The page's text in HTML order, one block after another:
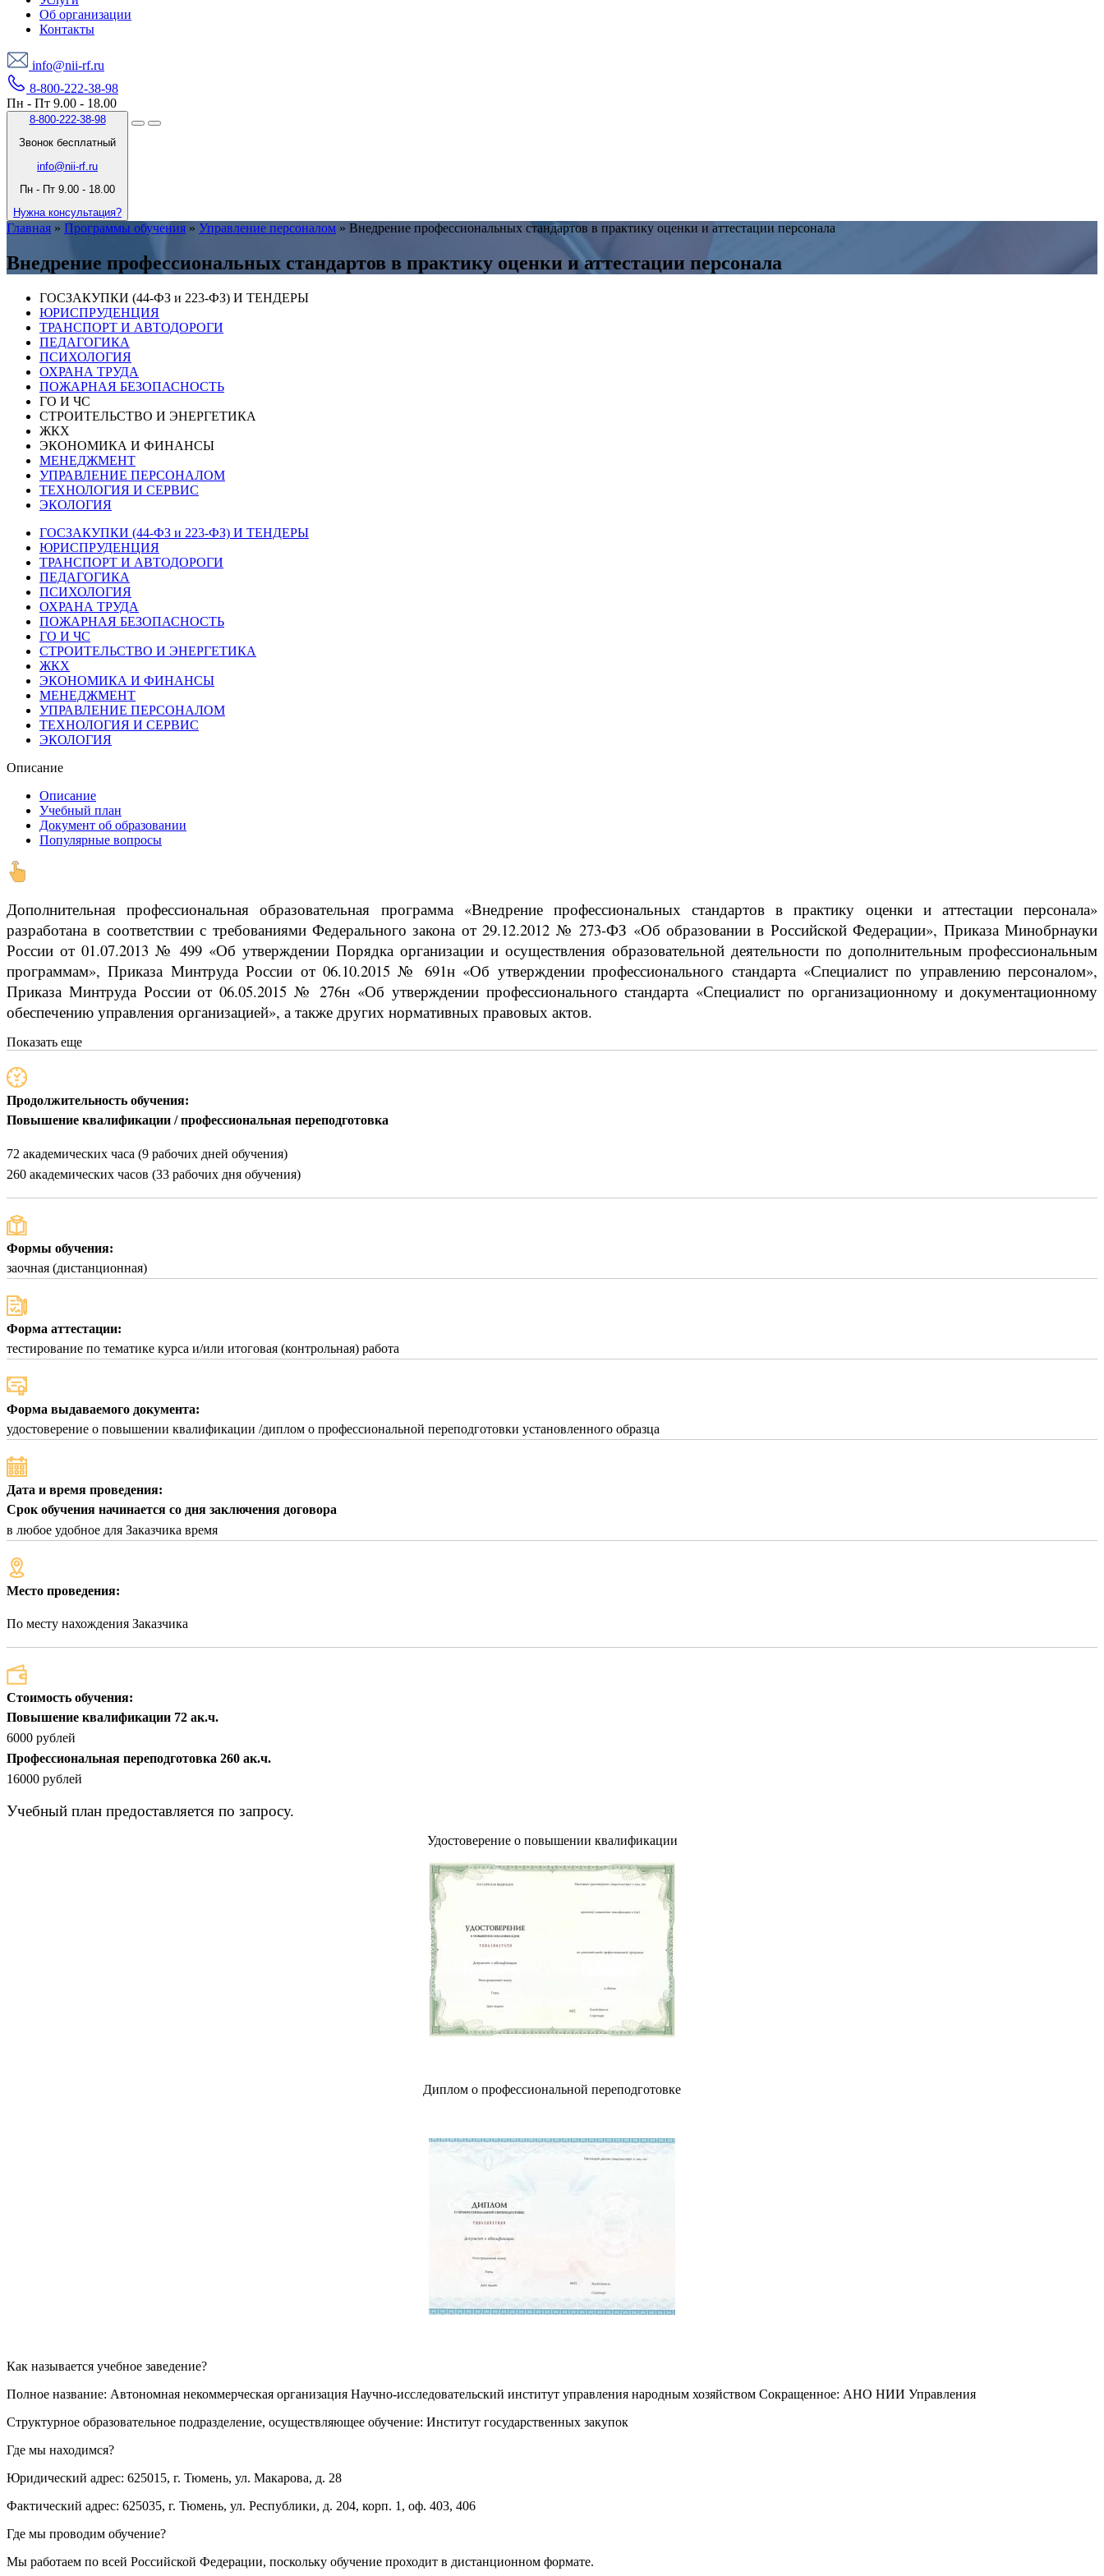
Об организации
Контакты
info@nii-rf.ru
8-800-222-38-98
Пн - Пт 9.00 - 18.00
8-800-222-38-98
Звонок бесплатный
info@nii-rf.ru
Пн - Пт 9.00 - 18.00
Нужна консультация?
Главная » Программы обучения » Управление персоналом » Внедрение профессиональных стандартов в практику оценки и аттестации персонала
Внедрение профессиональных стандартов в практику оценки и аттестации персонала
ГОСЗАКУПКИ (44-ФЗ и 223-ФЗ) И ТЕНДЕРЫ
ЮРИСПРУДЕНЦИЯ
ТРАНСПОРТ И АВТОДОРОГИ
ПЕДАГОГИКА
ПСИХОЛОГИЯ
ОХРАНА ТРУДА
ПОЖАРНАЯ БЕЗОПАСНОСТЬ
ГО И ЧС
СТРОИТЕЛЬСТВО И ЭНЕРГЕТИКА
ЖКХ
ЭКОНОМИКА И ФИНАНСЫ
МЕНЕДЖМЕНТ
УПРАВЛЕНИЕ ПЕРСОНАЛОМ
ТЕХНОЛОГИЯ И СЕРВИС
ЭКОЛОГИЯ
ГОСЗАКУПКИ (44-ФЗ и 223-ФЗ) И ТЕНДЕРЫ
ЮРИСПРУДЕНЦИЯ
ТРАНСПОРТ И АВТОДОРОГИ
ПЕДАГОГИКА
ПСИХОЛОГИЯ
ОХРАНА ТРУДА
ПОЖАРНАЯ БЕЗОПАСНОСТЬ
ГО И ЧС
СТРОИТЕЛЬСТВО И ЭНЕРГЕТИКА
ЖКХ
ЭКОНОМИКА И ФИНАНСЫ
МЕНЕДЖМЕНТ
УПРАВЛЕНИЕ ПЕРСОНАЛОМ
ТЕХНОЛОГИЯ И СЕРВИС
ЭКОЛОГИЯ
Описание
Описание
Учебный план
Документ об образовании
Популярные вопросы
Дополнительная профессиональная образовательная программа «Внедрение профессиональных стандартов в практику оценки и аттестации персонала»
разработана в соответствии с требованиями Федерального закона от 29.12.2012 № 273-ФЗ «Об образовании в Российской Федерации», Приказа Минобрнауки
России от 01.07.2013 № 499 «Об утверждении Порядка организации и осуществления образовательной деятельности по дополнительным профессиональным
программам», Приказа Минтруда России от 06.10.2015 № 691н «Об утверждении профессионального стандарта «Специалист по управлению персоналом»,
Приказа Минтруда России от 06.05.2015 № 276н «Об утверждении профессионального стандарта «Специалист по организационному и документационному
обеспечению управления организацией», а также других нормативных правовых актов.
Показать еще
Продолжительность обучения:
Повышение квалификации / профессиональная переподготовка
72 академических часа (9 рабочих дней обучения)
260 академических часов (33 рабочих дня обучения)
Формы обучения:
заочная (дистанционная)
Форма аттестации:
тестирование по тематике курса и/или итоговая (контрольная) работа
Форма выдаваемого документа:
удостоверение о повышении квалификации /диплом о профессиональной переподготовки установленного образца
Дата и время проведения:
Срок обучения начинается со дня заключения договора
в любое удобное для Заказчика время
Место проведения:
По месту нахождения Заказчика
Стоимость обучения:
Повышение квалификации 72 ак.ч.
6000 рублей
Профессиональная переподготовка 260 ак.ч.
16000 рублей
Учебный план предоставляется по запросу.
Удостоверение о повышении квалификации
Диплом о профессиональной переподготовке
Как называется учебное заведение?
Полное название: Автономная некоммерческая организация Научно-исследовательский институт управления народным хозяйством Сокращенное: АНО НИИ Управления
Структурное образовательное подразделение, осуществляющее обучение: Институт государственных закупок
Где мы находимся?
Юридический адрес: 625015, г. Тюмень, ул. Макарова, д. 28
Фактический адрес: 625035, г. Тюмень, ул. Республики, д. 204, корп. 1, оф. 403, 406
Где мы проводим обучение?
Мы работаем по всей Российской Федерации, поскольку обучение проходит в дистанционном формате.